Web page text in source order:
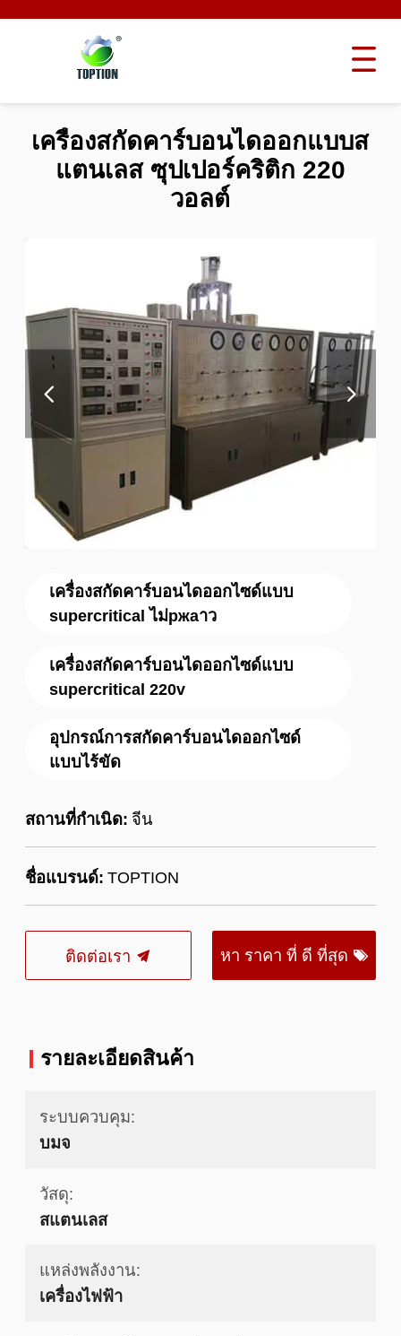
เครื่องสกัดคาร์บอนไดออกไซด์แบบ
supercritical ไม่ржаาว
เครื่องสกัดคาร์บอนไดออกไซด์แบบ
supercritical 220v
อุปกรณ์การสกัดคาร์บอนไดออกไซด์
แบบไร้ขัด
สถานที่กำเนิด: จีน
ชื่อแบรนด์: TOPTION
ติดต่อเรา หา ราคา ที่ ดี ที่สุด
เครื่องสกัดคาร์บอนไดออกแบบส
แตนเลส ซุปเปอร์คริติก 220
วอลต์
รายละเอียดสินค้า
ระบบควบคุม:
บมจ
วัสดุ:
สแตนเลส
แหล่งพลังงาน:
เครื่องไฟฟ้า